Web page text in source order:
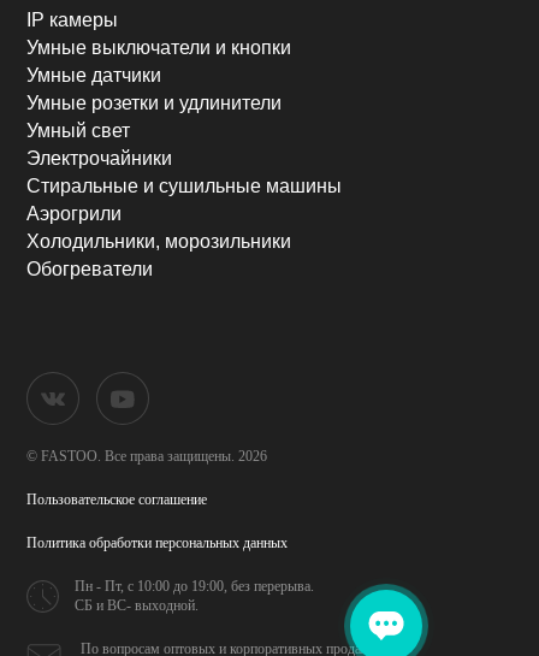
IP камеры
Умные выключатели и кнопки
Умные датчики
Умные розетки и удлинители
Умный свет
Электрочайники
Стиральные и сушильные машины
Аэрогрили
Холодильники, морозильники
Обогреватели
© FASTOO. Все права защищены. 2026
Пользовательское соглашение
Политика обработкиперсональных данных
Пн - Пт, с 10:00 до 19:00,без перерыва.
СБ и ВС- выходной.
По вопросам оптовых икорпоративных продаж